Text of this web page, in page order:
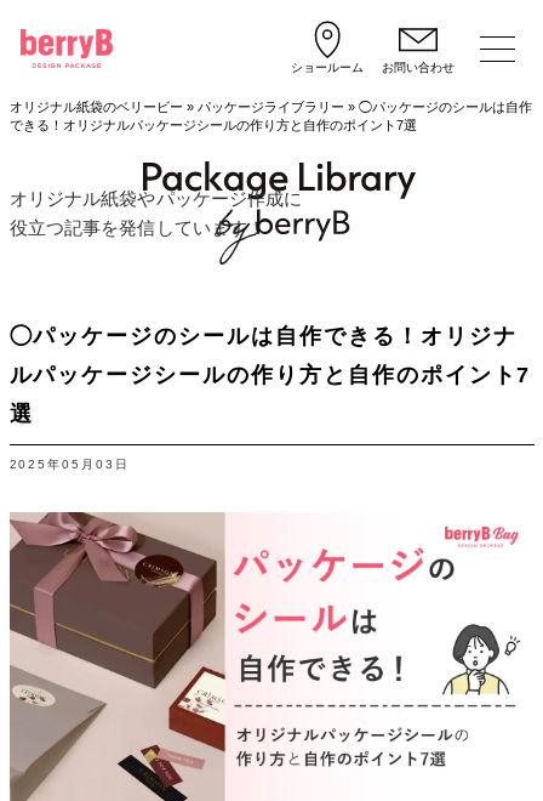
ショールーム お問い合わせ
オリジナル紙袋のベリービー » パッケージライブラリー » ◯パッケージのシールは自作
できる！オリジナルパッケージシールの作り方と自作のポイント7選
オリジナル紙袋やパッケージ作成に
役立つ記事を発信しています！
◯パッケージのシールは自作できる！オリジナ
ルパッケージシールの作り方と自作のポイント7
選
2025年05月03日